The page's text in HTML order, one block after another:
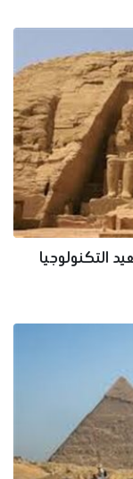
التكنولوجيا